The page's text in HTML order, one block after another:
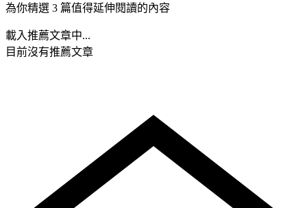
為你精選 3 篇值得延伸閱讀的內容
載入推薦文章中...
目前沒有推薦文章